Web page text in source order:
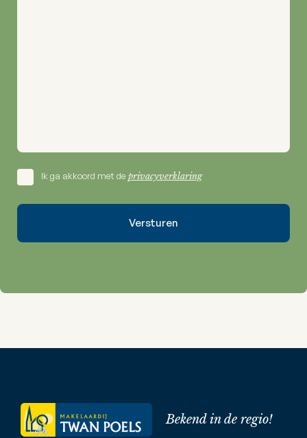
Ik ga akkoord met de privacyverklaring
Bekend in de regio!